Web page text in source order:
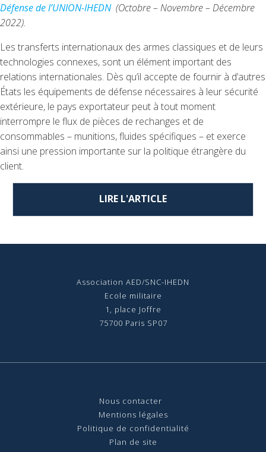
Défense de l’UNION-IHEDN(Octobre – Novembre – Décembre
2022).
Les transferts internationaux des armes classiques et de leurs
technologies connexes, sont un élément important des
relations internationales. Dès qu’il accepte de fournir à d’autres
États les équipements de défense nécessaires à leur sécurité
extérieure, le pays exportateur peut à tout moment
interrompre le flux de pièces de rechanges et de
consommables – munitions, fluides spécifiques – et exerce
ainsi une pression importante sur la politique étrangère du
client.
LIRE L'ARTICLE
Association AED/SNC-IHEDN
Ecole militaire
1, place Joffre
75700 Paris SP07
Nous contacter
Mentions légales
Politique de confidentialité
Plan de site